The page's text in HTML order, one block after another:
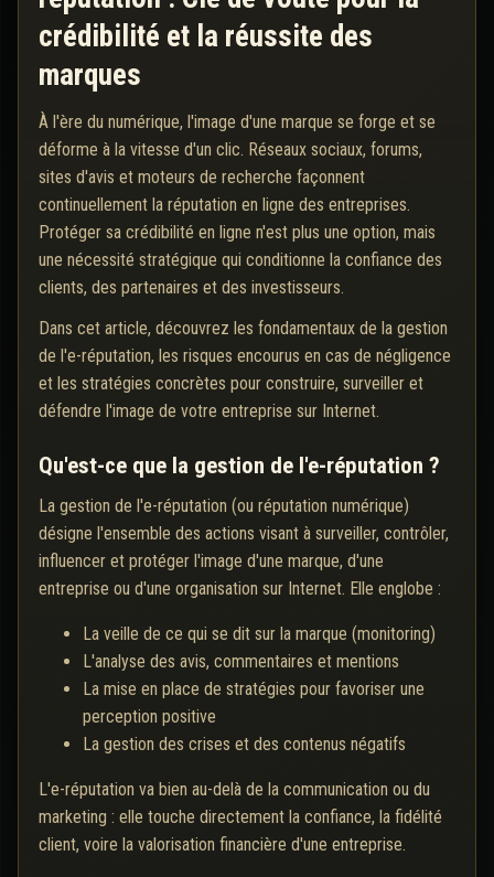
crédibilité et la réussite des
marques
À l'ère du numérique, l'image d'une marque se forge et se
déforme à la vitesse d'un clic. Réseaux sociaux, forums,
sites d'avis et moteurs de recherche façonnent
continuellement la réputation en ligne des entreprises.
Protéger sa crédibilité en ligne n'est plus une option, mais
une nécessité stratégique qui conditionne la confiance des
clients, des partenaires et des investisseurs.
Dans cet article, découvrez les fondamentaux de la gestion
de l'e-réputation, les risques encourus en cas de négligence
et les stratégies concrètes pour construire, surveiller et
défendre l'image de votre entreprise sur Internet.
Qu'est-ce que la gestion de l'e-réputation ?
La gestion de l'e-réputation (ou réputation numérique)
désigne l'ensemble des actions visant à surveiller, contrôler,
influencer et protéger l'image d'une marque, d'une
entreprise ou d'une organisation sur Internet. Elle englobe :
La veille de ce qui se dit sur la marque (monitoring)
L'analyse des avis, commentaires et mentions
La mise en place de stratégies pour favoriser une
perception positive
La gestion des crises et des contenus négatifs
L'e-réputation va bien au-delà de la communication ou du
marketing : elle touche directement la confiance, la fidélité
client, voire la valorisation financière d'une entreprise.